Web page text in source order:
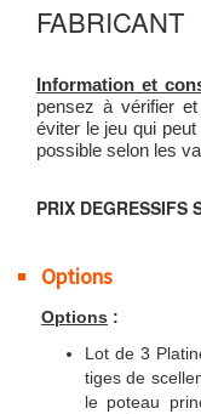
FABRICANT
Information et
pensez à vérifier
éviter le jeu qui
possible selon les
PRIX DEGRESSIFS
Options
Options :
Lot de 3
tiges de
le poteau